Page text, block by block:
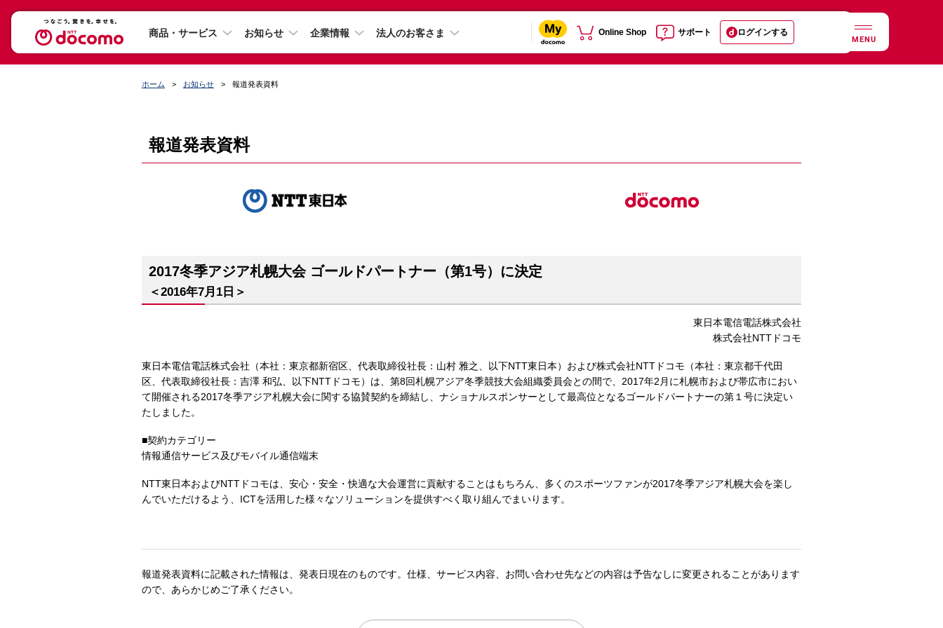
商品・サービス お知らせ 企業情報 法人のお客さま Online Shop サポート ログインする
MENU
ホーム お知らせ 報道発表資料
報道発表資料
2017冬季アジア札幌大会 ゴールドパートナー（第1号）に決定
＜2016年7月1日＞
東日本電信電話株式会社
株式会社NTTドコモ
東日本電信電話株式会社（本社：東京都新宿区、代表取締役社長：山村 雅之、以下NTT東日本）および株式会社NTTドコモ（本社：東京都千代田
区、代表取締役社長：吉澤 和弘、以下NTTドコモ）は、第8回札幌アジア冬季競技大会組織委員会との間で、2017年2月に札幌市および帯広市におい
て開催される2017冬季アジア札幌大会に関する協賛契約を締結し、ナショナルスポンサーとして最高位となるゴールドパートナーの第１号に決定い
たしました。
■契約カテゴリー
情報通信サービス及びモバイル通信端末
NTT東日本およびNTTドコモは、安心・安全・快適な大会運営に貢献することはもちろん、多くのスポーツファンが2017冬季アジア札幌大会を楽し
んでいただけるよう、ICTを活用した様々なソリューションを提供すべく取り組んでまいります。
報道発表資料に記載された情報は、発表日現在のものです。仕様、サービス内容、お問い合わせ先などの内容は予告なしに変更されることがあります
ので、あらかじめご了承ください。